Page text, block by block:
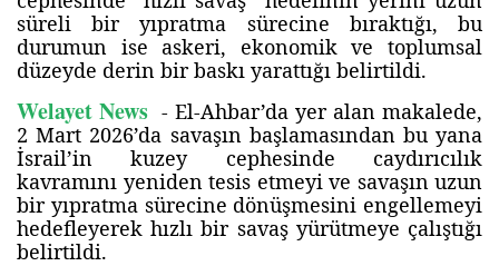
süreli bir yıpratma sürecine bıraktığı, bu
durumun ise askeri, ekonomik ve toplumsal
düzeyde derin bir baskı yarattığı belirtildi.
Welayet News - El-Ahbar’da yer alan makalede,
2 Mart 2026’da savaşın başlamasından bu yana
İsrail’in kuzey cephesinde caydırıcılık
kavramını yeniden tesis etmeyi ve savaşın uzun
bir yıpratma sürecine dönüşmesini engellemeyi
hedefleyerek hızlı bir savaş yürütmeye çalıştığı
belirtildi.